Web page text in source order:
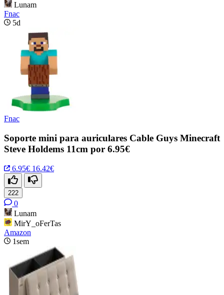
Lunam
Fnac
5d
Fnac
Soporte mini para auriculares Cable Guys Minecraft
Steve Holdems 11cm por 6.95€
6.95€ 16.42€
222
0
Lunam
MirY_oFerTas
Amazon
1sem